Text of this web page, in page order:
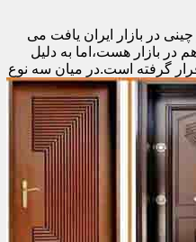
در بازار ایران یافت می
در بازار هست،اما به دلیل
گرفته است.در میان سه نوع